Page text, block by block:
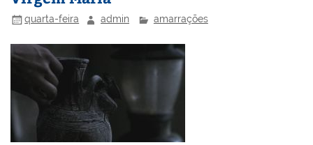
quarta-feira admin amarrações